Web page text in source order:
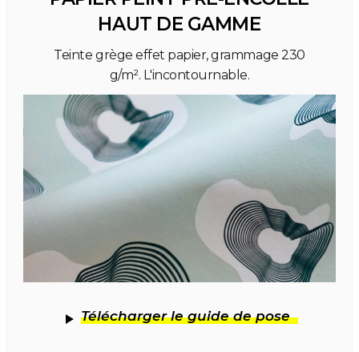
HAUT DE GAMME
Teinte grège effet papier, grammage 230
g/m². L'incontournable.
Télécharger le guide de pose